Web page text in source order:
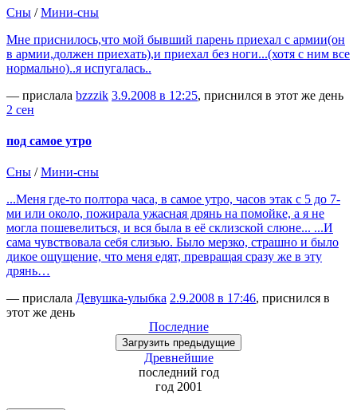
Сны /Мини-сны
Мне приснилось,что мой бывший парень приехал с армии(он
в армии,должен приехать),и приехал без ноги...(хотя с ним все
нормально)..я испугалась..
— прислала bzzzik 3.9.2008 в 12:25, приснился в этот же день
2 сен
под самое утро
Сны /Мини-сны
...Меня где-то полтора часа, в самое утро, часов этак с 5 до 7-
ми или около, пожирала ужасная дрянь на помойке, а я не
могла пошевелиться, и вся была в её склизской слюне... ...И
сама чувствовала себя слизью. Было мерзко, страшно и было
дикое ощущение, что меня едят, превращая сразу же в эту
дрянь…
— прислала Девушка-улыбка 2.9.2008 в 17:46, приснился в
этот же день
Последние
Загрузить предыдущие
Древнейшие
последний год
год 2001